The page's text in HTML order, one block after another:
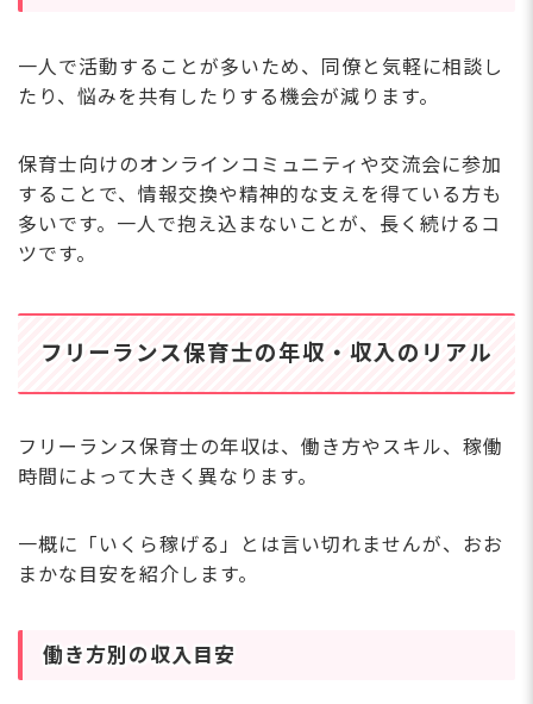
一人で活動することが多いため、同僚と気軽に相談し
たり、悩みを共有したりする機会が減ります。
保育士向けのオンラインコミュニティや交流会に参加
することで、情報交換や精神的な支えを得ている方も
多いです。一人で抱え込まないことが、長く続けるコ
ツです。
フリーランス保育士の年収・収入のリアル
フリーランス保育士の年収は、働き方やスキル、稼働
時間によって大きく異なります。
一概に「いくら稼げる」とは言い切れませんが、おお
まかな目安を紹介します。
働き方別の収入目安